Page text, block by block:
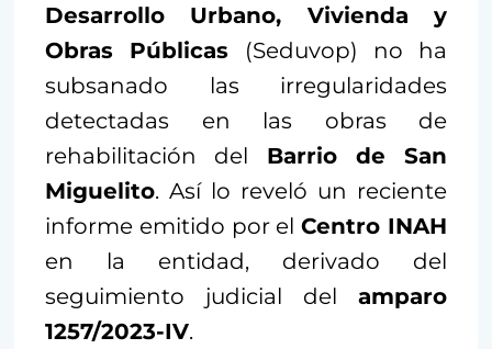
Desarrollo Urbano, Vivienda y
Obras Públicas (Seduvop) no ha
subsanado las irregularidades
detectadas en las obras de
rehabilitación del Barrio de San
Miguelito. Así lo reveló un reciente
informe emitido por elCentro INAH
en la entidad, derivado del
seguimiento judicial del amparo
1257/2023-IV.